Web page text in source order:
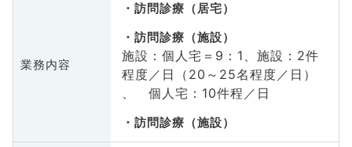
業務内容
訪問診療（居宅）
訪問診療（施設）
施設：個人宅＝9：1、施設：2件
程度／日（20～25名程度／日）
、 個人宅：10件程／日
訪問診療（施設）